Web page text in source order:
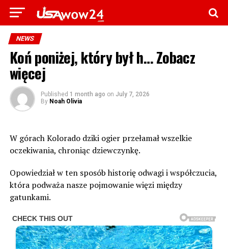
NEWS
Koń poniżej, który był h… Zobacz
więcej
Published 1 month ago on July 7, 2026
By Noah Olivia
W górach Kolorado dziki ogier przełamał wszelkie
oczekiwania, chroniąc dziewczynkę.
Opowiedział w ten sposób historię odwagi i współczucia,
która podważa nasze pojmowanie więzi między
gatunkami.